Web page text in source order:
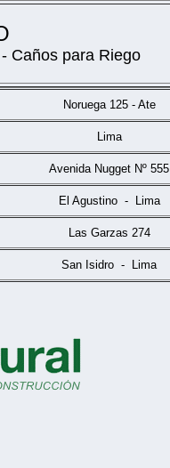
Caños para Riego
Noruega 125 - Ate
Lima
Avenida Nugget Nº 555
El Agustino - Lima
Las Garzas 274
San Isidro - Lima